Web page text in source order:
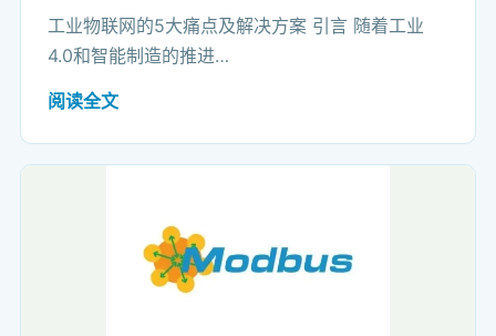
工业物联网的5大痛点及解决方案 引言 随着工业
4.0和智能制造的推进…
阅读全文